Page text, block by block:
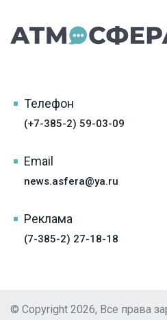
Телефон
(+7-385-2) 59-03-09
Email
news.asfera@ya.ru
Реклама
(7-385-2) 27-18-18
© Copyright 2026, Все права